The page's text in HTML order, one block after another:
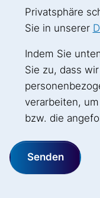
Privatsphäre
Sie in unserer
Indem Sie
Sie zu, dass
verarbeiten,
bzw. die
Senden